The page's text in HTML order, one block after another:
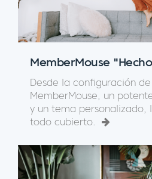
MemberMouse
Desde la configuración de
MemberMouse, un
y un tema personalizado,
todo cubierto.